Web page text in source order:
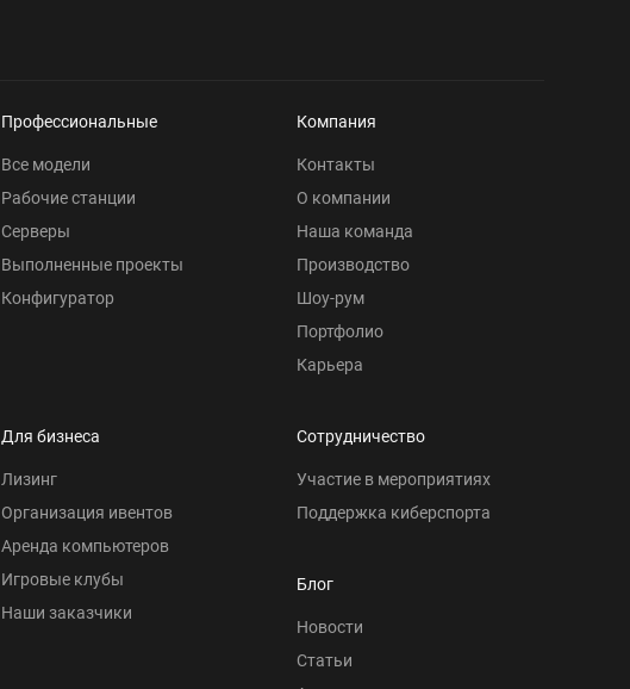
Профессиональные
Все модели
Рабочие станции
Серверы
Выполненные проекты
Конфигуратор
Компания
Контакты
О компании
Наша команда
Производство
Шоу-рум
Портфолио
Карьера
Для бизнеса
Лизинг
Организация ивентов
Аренда компьютеров
Игровые клубы
Наши заказчики
Сотрудничество
Участие в мероприятиях
Поддержка киберспорта
Блог
Новости
Статьи